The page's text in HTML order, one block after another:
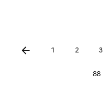
Aller à la page précédente
1 2 3
88